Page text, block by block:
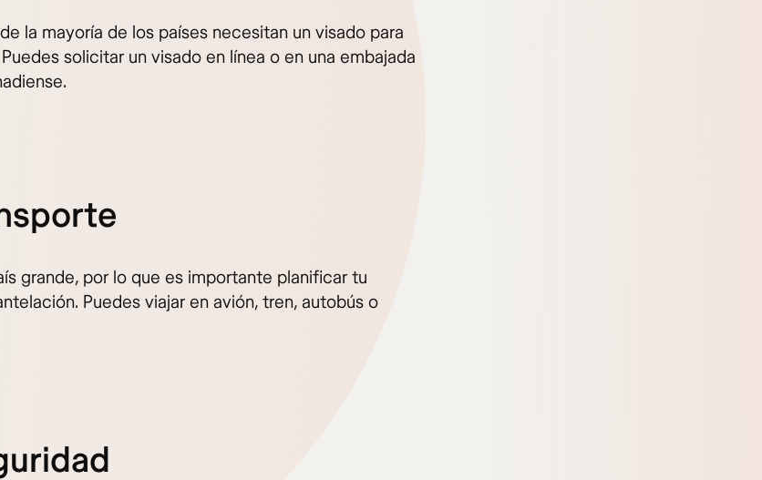
la mayoría de los países necesitan un visado para
solicitar un visado en línea o en una embajada
grande, por lo que es importante planificar tu
Puedes viajar en avión, tren, autobús o